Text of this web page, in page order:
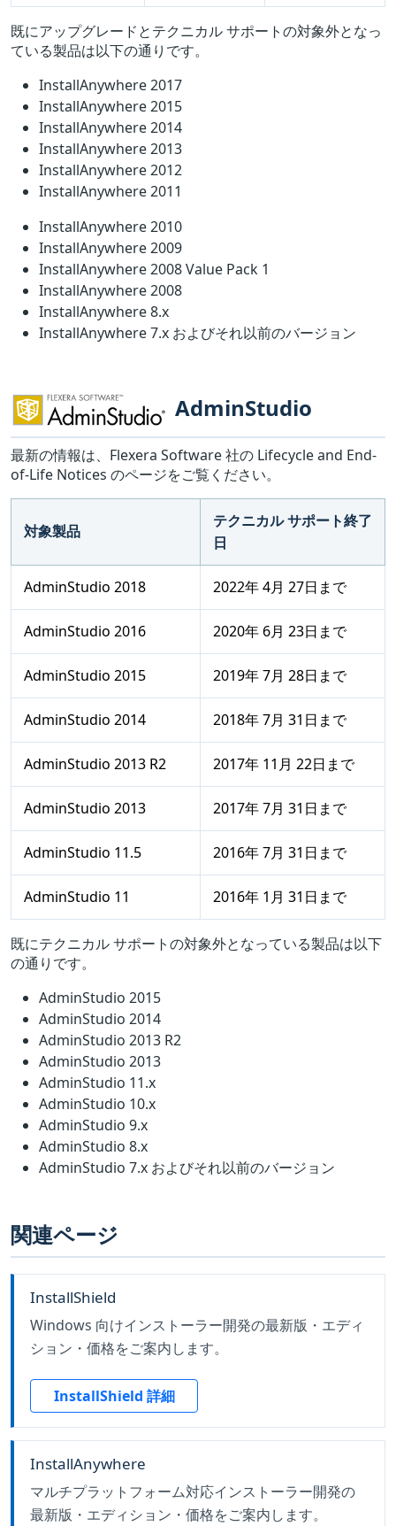
既にアップグレードとテクニカル サポートの対象外となっ
ている製品は以下の通りです。
InstallAnywhere 2017
InstallAnywhere 2015
InstallAnywhere 2014
InstallAnywhere 2013
InstallAnywhere 2012
InstallAnywhere 2011
InstallAnywhere 2010
InstallAnywhere 2009
InstallAnywhere 2008 Value Pack 1
InstallAnywhere 2008
InstallAnywhere 8.x
InstallAnywhere 7.x およびそれ以前のバージョン
AdminStudio
最新の情報は、Flexera Software 社の Lifecycle and End-
of-Life Notices のページをご覧ください。
対象製品
テクニカル サポート終了
日
AdminStudio 2018 2022年 4月 27日まで
AdminStudio 2016 2020年 6月 23日まで
AdminStudio 2015 2019年 7月 28日まで
AdminStudio 2014 2018年 7月 31日まで
AdminStudio 2013 R2 2017年 11月 22日まで
AdminStudio 2013 2017年 7月 31日まで
AdminStudio 11.5 2016年 7月 31日まで
AdminStudio 11 2016年 1月 31日まで
既にテクニカル サポートの対象外となっている製品は以下
の通りです。
AdminStudio 2015
AdminStudio 2014
AdminStudio 2013 R2
AdminStudio 2013
AdminStudio 11.x
AdminStudio 10.x
AdminStudio 9.x
AdminStudio 8.x
AdminStudio 7.x およびそれ以前のバージョン
関連ページ
InstallShield
Windows 向けインストーラー開発の最新版・エディ
ション・価格をご案内します。
InstallShield 詳細
InstallAnywhere
マルチプラットフォーム対応インストーラー開発の
最新版・エディション・価格をご案内します。